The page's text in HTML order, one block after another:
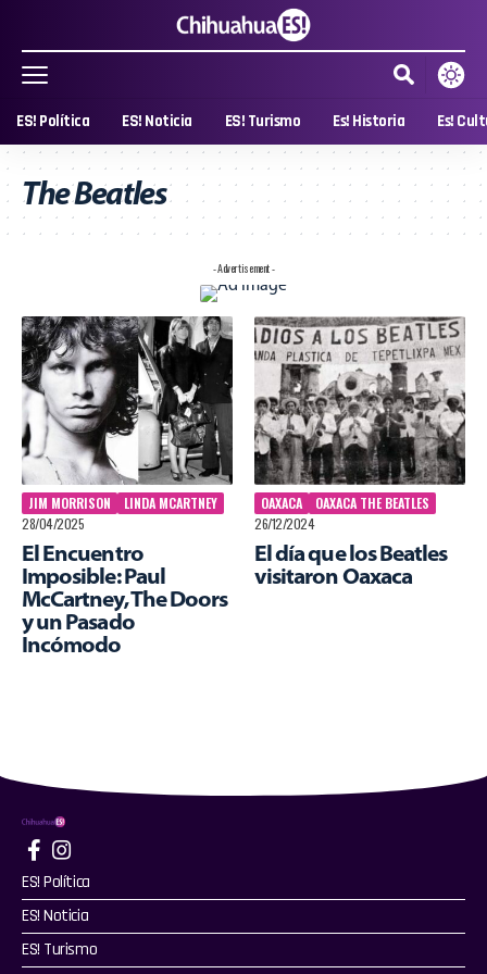
ES! Política ES! Noticia ES! Turismo Es! Historia Es!
The Beatles
- Advertisement -
JIM MORRISON
LINDA MCARTNEY
28/04/2025
El Encuentro
Imposible: Paul
McCartney, The Doors
y un Pasado
Incómodo
OAXACA
OAXACA THE BEATLES
26/12/2024
El día que los Beatles
visitaron Oaxaca
ES! Política
ES! Noticia
ES! Turismo